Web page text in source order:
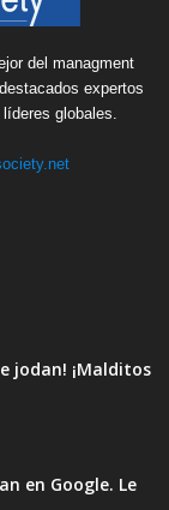
del managment
expertos
globales.
jodan! ¡Malditos
en Google. Le